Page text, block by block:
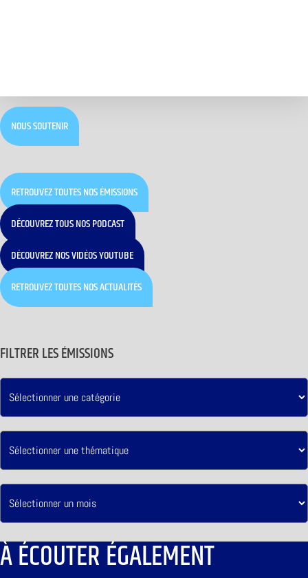
NOUS SOUTENIR
RETROUVEZ TOUTES NOS ÉMISSIONS
DÉCOUVREZ TOUS NOS PODCAST
DÉCOUVREZ NOS VIDÉOS YOUTUBE
RETROUVEZ TOUTES NOS ACTUALITÉS
FILTRER LES ÉMISSIONS
À ÉCOUTER ÉGALEMENT